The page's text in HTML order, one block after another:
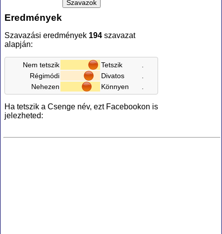
Eredmények
Szavazási eredmények 194 szavazat
alapján:
Nem tetszik Tetszik
Régimódi
Divatos
Nehezen
Könnyen
Ha tetszik a Csenge név, ezt Facebookon is
jelezheted: